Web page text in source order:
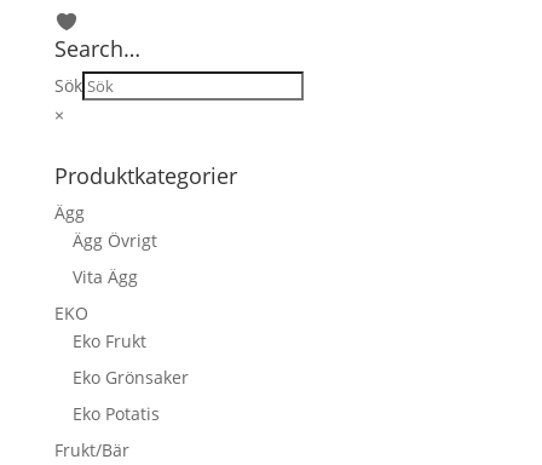
Search…
Sök
×
Produktkategorier
Ägg
Ägg Övrigt
Vita Ägg
EKO
Eko Frukt
Eko Grönsaker
Eko Potatis
Frukt/Bär